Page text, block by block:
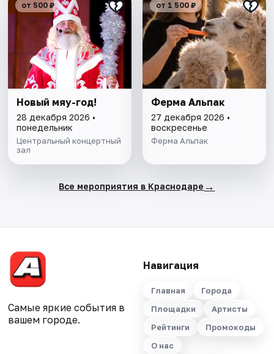
от 500 ₽
Новый мяу-год!
28 декабря 2026 •
понедельник
Центральный концертный
зал
от 1 500 ₽
Ферма Альпак
27 декабря 2026 •
воскресенье
Ферма Альпак
Все мероприятия в Краснодаре →
Самые яркие события в
вашем городе.
Навигация
Главная
Города
Площадки
Артисты
Рейтинги
Промокоды
О нас